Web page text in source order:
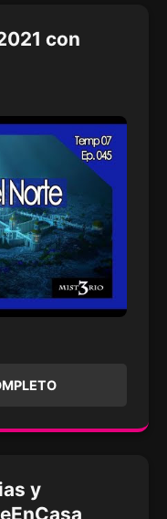
con
y